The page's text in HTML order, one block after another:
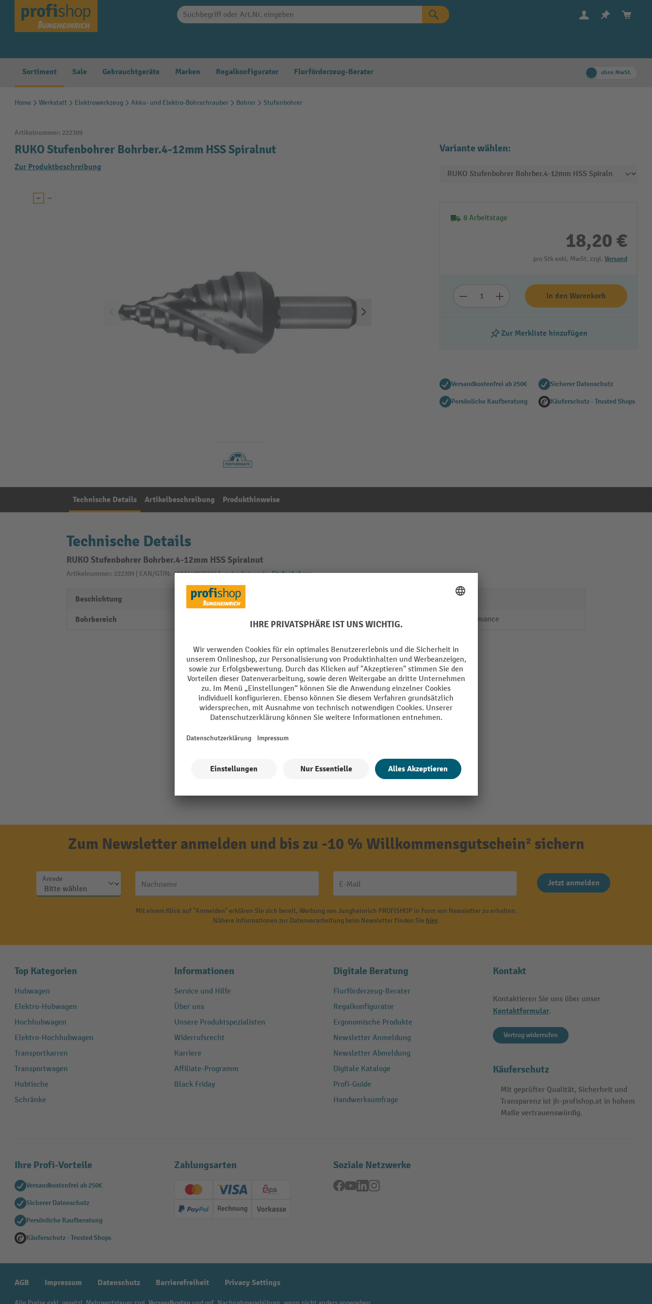
Zur Hauptnavigation springen
Sortiment Sale Gebrauchtgeräte Marken Regalkonfigurator Flurförderzeug-Berater ohne MwSt.
Home Werkstatt Elektrowerkzeug Akku- und Elektro-Bohrschrauber Bohrer Stufenbohrer
Artikelnummer: 222309
RUKO Stufenbohrer Bohrber.4-12mm HSS Spiralnut
Zur Produktbeschreibung
Variante wählen:
8 Arbeitstage
18,20 €
pro Stk exkl. MwSt. zzgl. Versand
In den Warenkorb
Zur Merkliste hinzufügen
Versandkostenfrei ab 250€ Sicherer Datenschutz
Persönliche Kaufberatung Käuferschutz - Trusted Shops
Technische Details Artikelbeschreibung Produkthinweise
Technische Details
RUKO Stufenbohrer Bohrber.4-12mm HSS Spiralnut
Artikelnummer: 222309 | EAN/GTIN: 4007140075505Aus der Kategorie:Stufenbohrer
Beschichtung unbeschichtet
Bohrbereich
RUKO
Segment Performance
Zum Newsletter anmelden und bis zu -10 % Willkommensgutschein² sichern
Anrede
Nachname E-Mail Jetzt anmelden
Mit einem Klick auf "Anmelden" erklären Sie sich bereit, Werbung von Jungheinrich PROFISHOP in Form von Newsletter zu erhalten.
Nähere Informationen zur Datenverarbeitung beim Newsletter finden Sie hier.
Top Kategorien
Hubwagen
Elektro-Hubwagen
Hochhubwagen
Elektro-Hochhubwagen
Transportkarren
Transportwagen
Hubtische
Schränke
Informationen
Service und Hilfe
Über uns
Unsere Produktspezialisten
Widerrufsrecht
Karriere
Affiliate-Programm
Black Friday
Digitale Beratung
Flurförderzeug-Berater
Regalkonfigurator
Ergonomische Produkte
Newsletter Anmeldung
Newsletter Abmeldung
Digitale Kataloge
Profi-Guide
Handwerksumfrage
Kontakt
Kontaktieren Sie uns über unser
Kontaktformular.
Vertrag widerrufen
Käuferschutz
Mit geprüfter Qualität, Sicherheit und
Transparenz ist jh-profishop.at in hohem
Maße vertrauenswürdig.
Ihre Profi-Vorteile
Versandkostenfrei ab 250€
Sicherer Datenschutz
Persönliche Kaufberatung
Käuferschutz - Trusted Shops
Zahlungsarten
Creditcard (Master)Creditcard (Visa)
EPS
PayPal Rechnung Vorkasse
Soziale Netzwerke
Facebook
YouTubeLinkedInInstagram
AGB Impressum Datenschutz Barrierefreiheit Privacy Settings